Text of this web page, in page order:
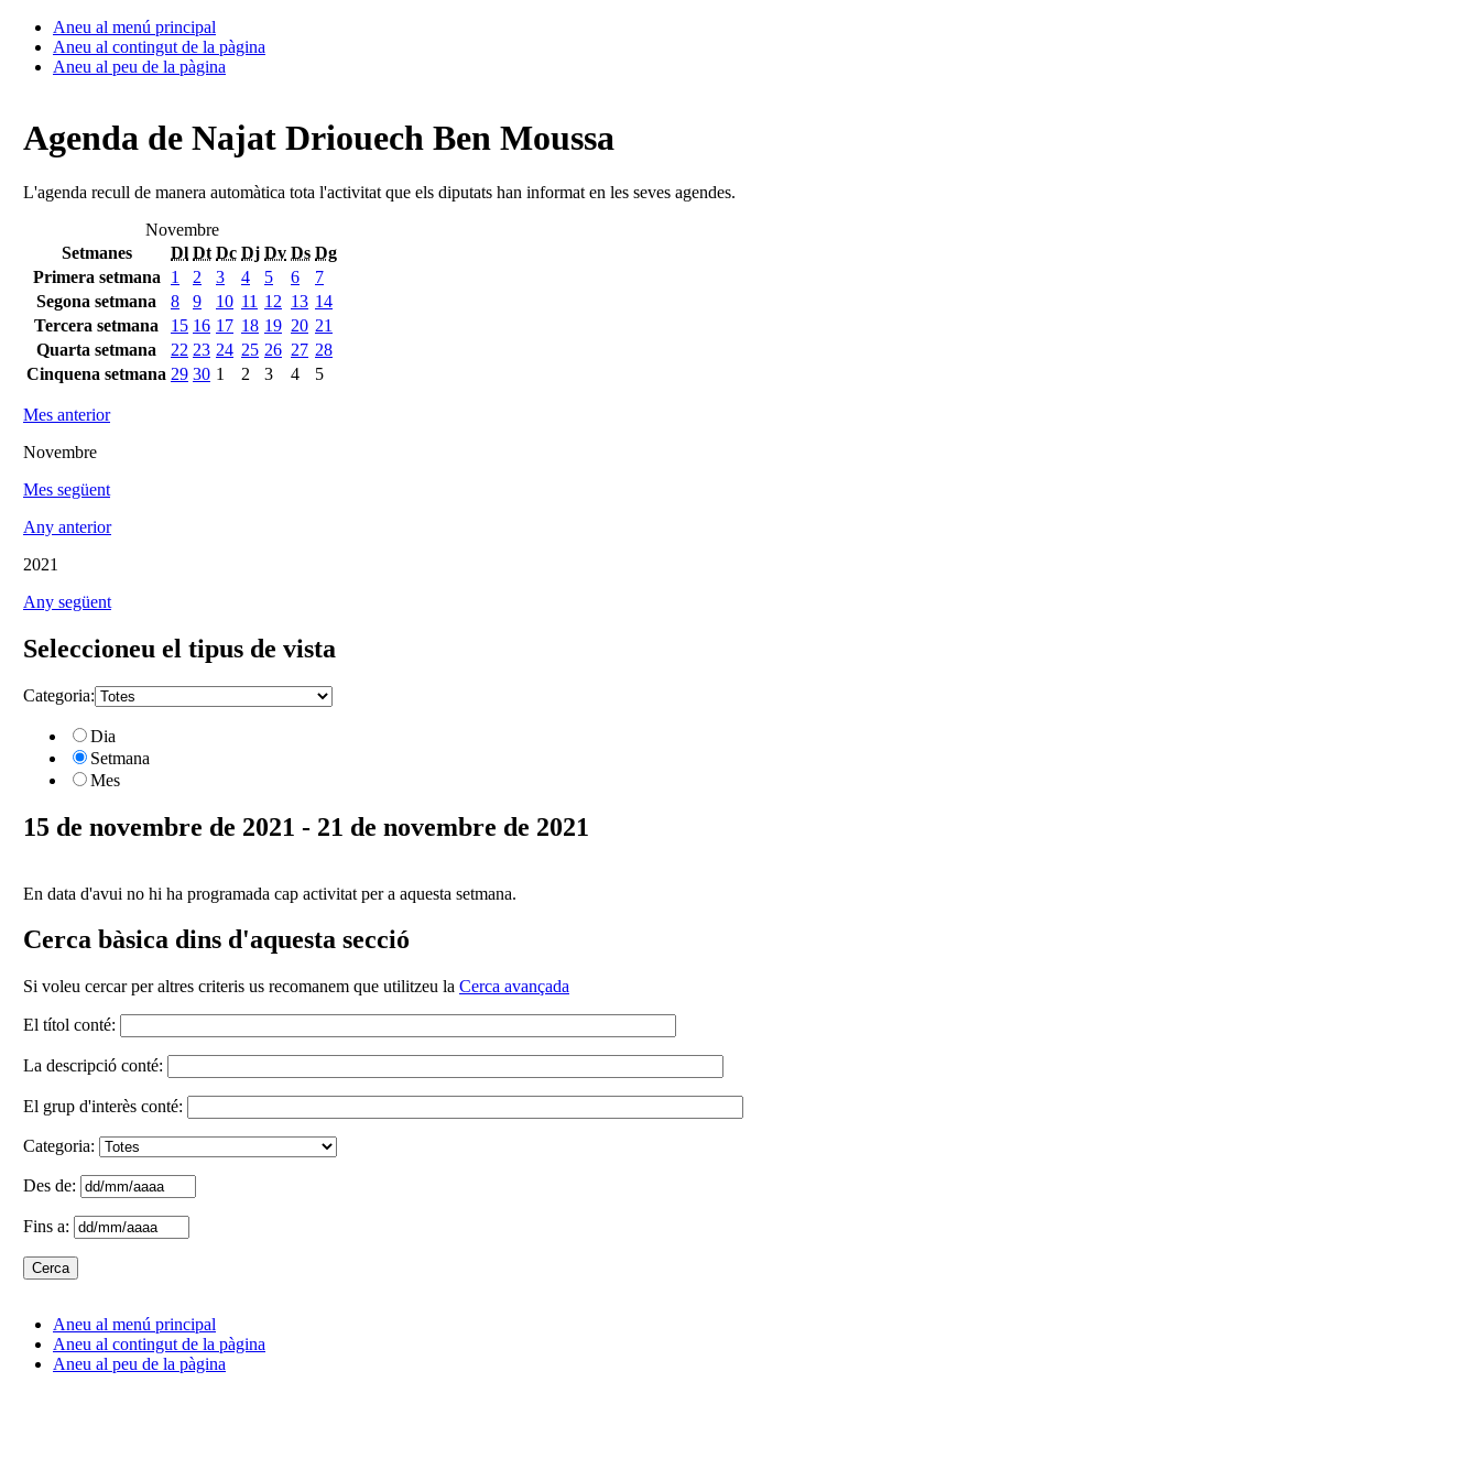
Aneu al menú principal
Aneu al contingut de la pàgina
Aneu al peu de la pàgina
Agenda de Najat Driouech Ben Moussa
L'agenda recull de manera automàtica tota l'activitat que els diputats han informat en les seves agendes.
Novembre
Setmanes
Dl Dt Dc Dj Dv Ds Dg
Primera setmana
1 2 3 4 5 6
7
Segona setmana
8 9 10 11 12 13 14
Tercera setmana
15 16 17 18 19 20 21
Quarta setmana
22 23 24 25 26 27 28
Cinquena setmana 29 30 1 2 3 4 5
Mes anterior
Novembre
Mes següent
Any anterior
2021
Any següent
Seleccioneu el tipus de vista
Categoria:
Dia
Setmana
Mes
15 de novembre de 2021 - 21 de novembre de 2021
En data d'avui no hi ha programada cap activitat per a aquesta setmana.
Cerca bàsica dins d'aquesta secció
Si voleu cercar per altres criteris us recomanem que utilitzeu la Cerca avançada
El títol conté:
La descripció conté:
El grup d'interès conté:
Categoria:
Des de:
Fins a:
Aneu al menú principal
Aneu al contingut de la pàgina
Aneu al peu de la pàgina